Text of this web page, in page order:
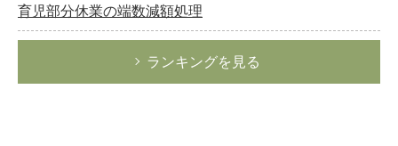
育児部分休業の端数減額処理
ランキングを見る